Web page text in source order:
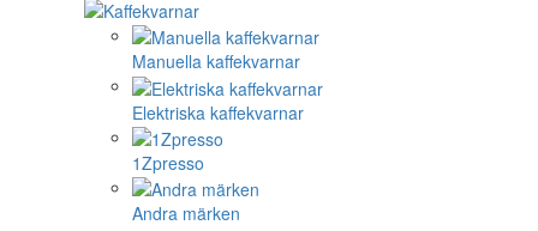
Manuella kaffekvarnar
Elektriska kaffekvarnar
1Zpresso
Andra märken